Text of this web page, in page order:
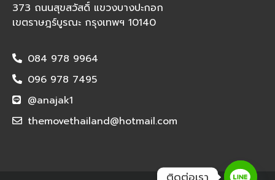
373 ถนนสุขสวัสดิ์ แขวงบางปะกอก
เขตราษฎร์บูรณะ กรุงเทพฯ 10140
084 978 9964
096 978 7495
@anajak1
themovethailand@hotmail.com
ติดต่อเรา